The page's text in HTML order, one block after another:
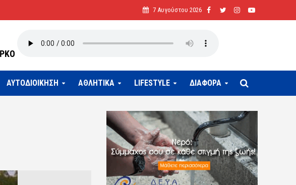
7 Αυγούστου 2026
ΑΥΤΟΔΙΟΙΚΗΣΗ ΑΘΛΗΤΙΚΑ LIFESTYLE ΔΙΑΦΟΡΑ